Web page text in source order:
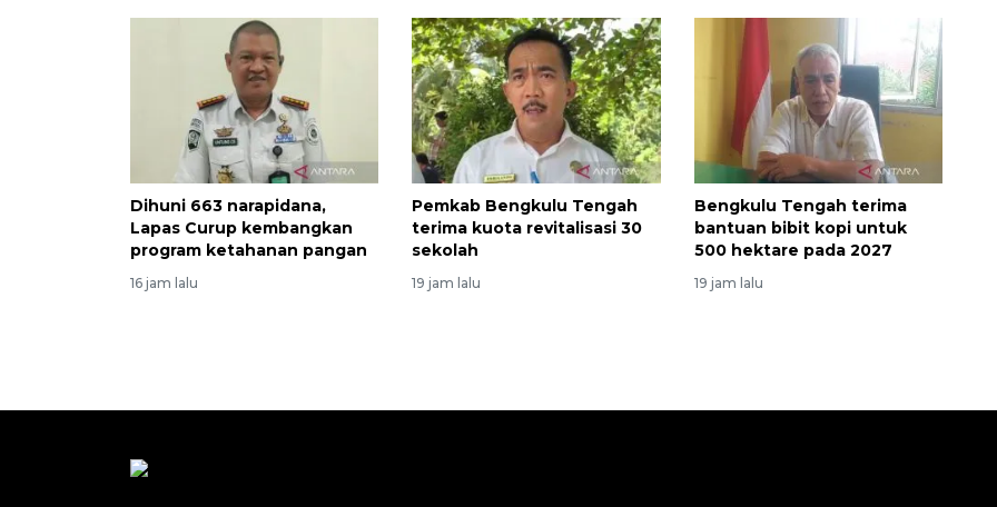
Dihuni 663 narapidana,
Lapas Curup kembangkan
program ketahanan pangan
16 jam lalu
Pemkab Bengkulu Tengah
terima kuota revitalisasi 30
sekolah
19 jam lalu
Bengkulu Tengah terima
bantuan bibit kopi untuk
500 hektare pada 2027
19 jam lalu